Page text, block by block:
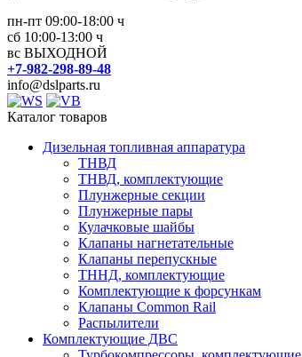
пн-пт 09:00-18:00 ч
сб 10:00-13:00 ч
вс ВЫХОДНОЙ
+7-982-298-89-48
info@dslparts.ru
Каталог товаров
Дизельная топливная аппаратура
ТНВД
ТНВД, комплектующие
Плунжерные секции
Плунжерные пары
Кулачковые шайбы
Клапаны нагнетательные
Клапаны перепускные
ТННД, комплектующие
Комплектующие к форсункам
Клапаны Common Rail
Распылители
Комплектующие ДВС